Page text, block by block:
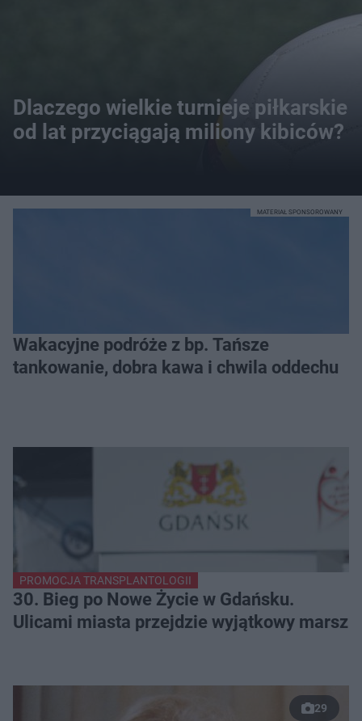
Dlaczego wielkie turnieje piłkarskie
od lat przyciągają miliony kibiców?
Wakacyjne podróże z bp. Tańsze
tankowanie, dobra kawa i chwila oddechu
MATERIAŁ SPONSOROWANY
PROMOCJA TRANSPLANTOLOGII
30. Bieg po Nowe Życie w Gdańsku.
Ulicami miasta przejdzie wyjątkowy marsz
29